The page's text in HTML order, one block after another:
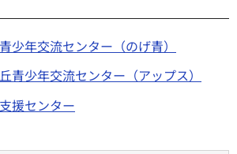
少年交流センター（のげ青）
青少年交流センター（アップス）
援センター